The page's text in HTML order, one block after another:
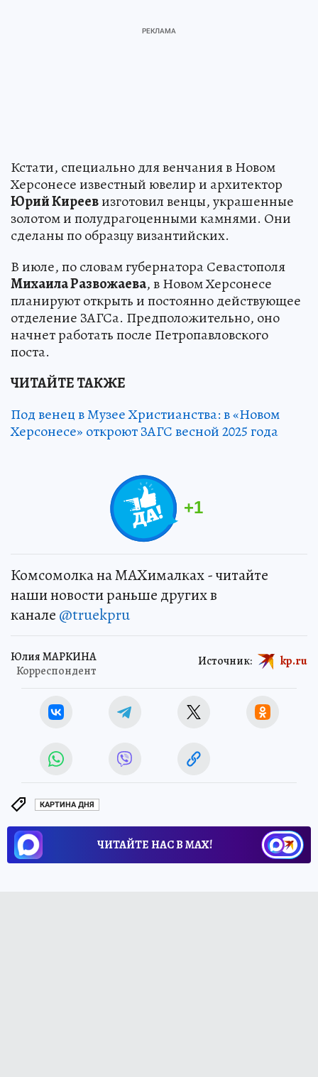
Кстати, специально для венчания в Новом
Херсонесе известный ювелир и архитектор
Юрий Киреевизготовил венцы, украшенные
золотом и полудрагоценными камнями. Они
сделаны по образцу византийских.
В июле, по словам губернатора Севастополя
Михаила Развожаева, в Новом Херсонесе
планируют открыть и постоянно действующее
отделение ЗАГСа. Предположительно, оно
начнет работать после Петропавловского
поста.
ЧИТАЙТЕ ТАКЖЕ
Под венец в Музее Христианства: в «Новом
Херсонесе» откроют ЗАГС весной 2025 года
+1
Комсомолка на MAXималках - читайте
наши новости раньше других в
канале @truekpru
Юлия МАРКИНА
Корреспондент
Источник: kp.ru
КАРТИНА ДНЯ
ЧИТАЙТЕ НАС В МАХ!